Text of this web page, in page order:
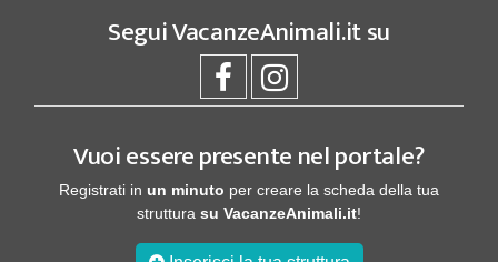
SeguiVacanzeAnimali.itsu
Vuoi essere presente nel portale?
Registrati in un minuto per creare la scheda della tua
struttura su VacanzeAnimali.it!